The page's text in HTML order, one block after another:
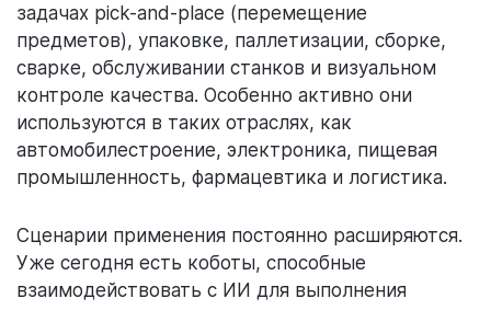
задачах pick-and-place (перемещение
предметов), упаковке, паллетизации, сборке,
сварке, обслуживании станков и визуальном
контроле качества. Особенно активно они
используются в таких отраслях, как
автомобилестроение, электроника, пищевая
промышленность, фармацевтика и логистика.
Сценарии применения постоянно расширяются.
Уже сегодня есть коботы, способные
взаимодействовать с ИИ для выполнения